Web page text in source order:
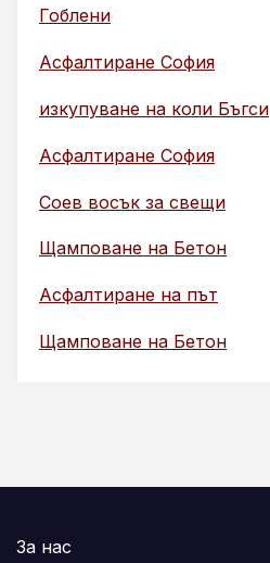
Гоблени
Асфалтиране София
изкупуване на коли Бъгси
Асфалтиране София
Соев восък за свещи
Щамповане на Бетон
Асфалтиране на път
Щамповане на Бетон
За нас